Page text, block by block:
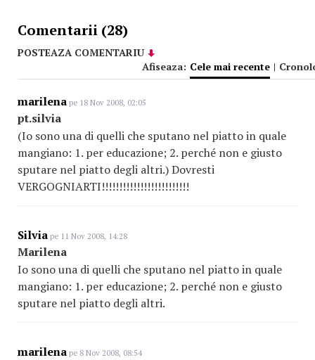
Comentarii (28)
POSTEAZA COMENTARIU
Afiseaza: Cele mai recente |
marilena pe 18 Nov 2008, 02:05
pt.silvia
(Io sono una di quelli che sputano nel piatto in quale
mangiano: 1. per educazione; 2. perché non e giusto
sputare nel piatto degli altri.) Dovresti
VERGOGNIARTI!!!!!!!!!!!!!!!!!!!!!!!!!
Silvia pe 11 Nov 2008, 14:28
Marilena
Io sono una di quelli che sputano nel piatto in quale
mangiano: 1. per educazione; 2. perché non e giusto
sputare nel piatto degli altri.
marilena pe 8 Nov 2008, 08:54